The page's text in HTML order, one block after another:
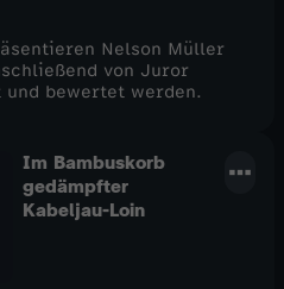
Nelson Müller
von Juror
bewertet werden.
Im Bambuskorb
gedämpfter
Kabeljau-Loin